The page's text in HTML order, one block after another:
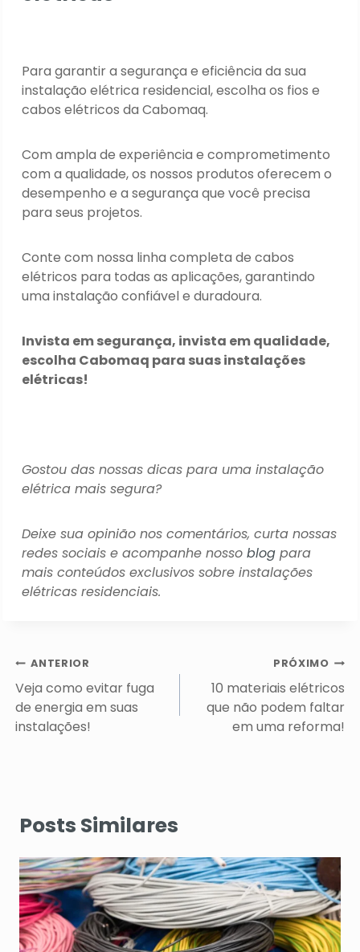
Para garantir a segurança e eficiência da sua
instalação elétrica residencial, escolha os fios e
cabos elétricos da Cabomaq.
Com ampla de experiência e comprometimento
com a qualidade, os nossos produtos oferecem o
desempenho e a segurança que você precisa
para seus projetos.
Conte com nossa linha completa de cabos
elétricos para todas as aplicações, garantindo
uma instalação confiável e duradoura.
Invista em segurança, invista em qualidade,
escolha Cabomaq para suas instalações
elétricas!
Gostou das nossas dicas para uma instalação
elétrica mais segura?
Deixe sua opinião nos comentários, curta nossas
redes sociais e acompanhe nossoblog para
mais conteúdos exclusivos sobre instalações
elétricas residenciais.
Navegação
de
Post
ANTERIOR
Veja como evitar fuga
de energia em suas
instalações!
PRÓXIMO
10 materiais elétricos
que não podem faltar
em uma reforma!
Posts Similares